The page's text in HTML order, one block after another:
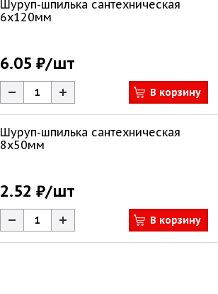
Шуруп-шпилька сантехническая
6х120мм
6.05 ₽/шт
В корзину
Шуруп-шпилька сантехническая
8х50мм
2.52 ₽/шт
В корзину